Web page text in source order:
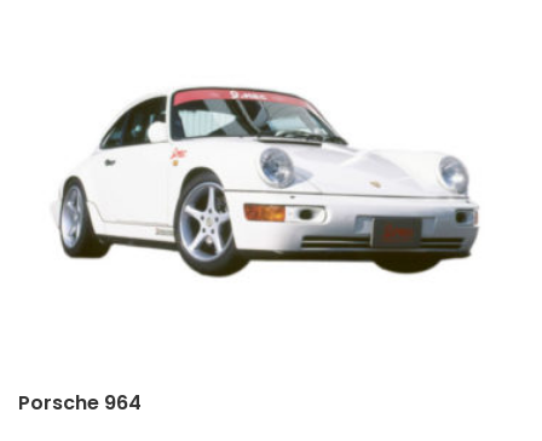
Porsche 964